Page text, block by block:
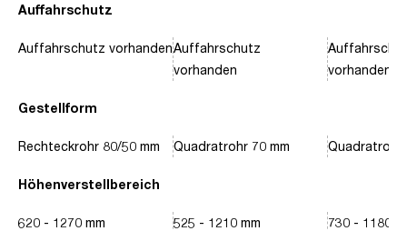
Auffahrschutz
Gestellform
Höhenverstellbereich
Auffahrschutz vorhanden
Rechteckrohr 80/50 mm
620 - 1270 mm
Auffahrschutz
vorhanden
Quadratrohr 70 mm
525 - 1210 mm
vorhanden
Quadratrohr
730 - 1180